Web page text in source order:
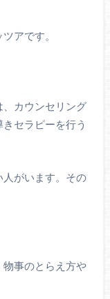
アです。
カウンセリング
セラピーを行う
がいます。その
事のとらえ方や